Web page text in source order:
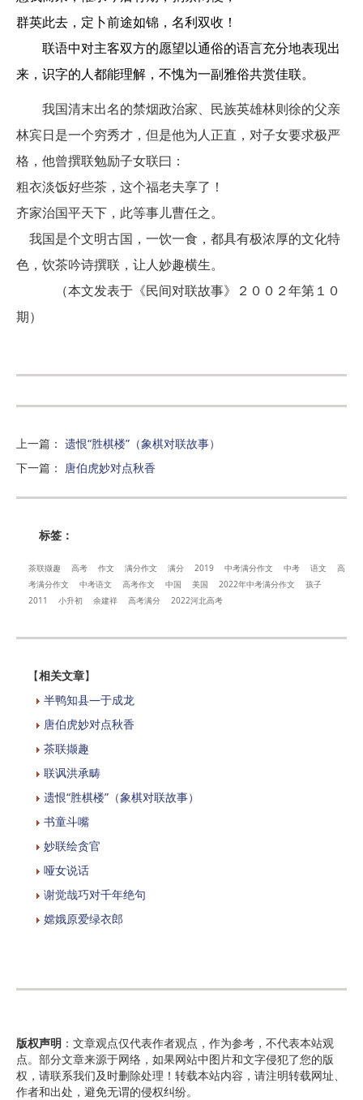
群英此去，定卜前途如锦，名利双收！
联语中对主客双方的愿望以通俗的语言充分地表现出
来，识字的人都能理解，不愧为一副雅俗共赏佳联。
我国清末出名的禁烟政治家、民族英雄林则徐的父亲
林宾日是一个穷秀才，但是他为人正直，对子女要求极严
格，他曾撰联勉励子女联曰：
粗衣淡饭好些茶，这个福老夫享了！
齐家治国平天下，此等事儿曹任之。
我国是个文明古国，一饮一食，都具有极浓厚的文化特
色，饮茶吟诗撰联，让人妙趣横生。
（本文发表于《民间对联故事》２００２年第１０
期）
上一篇 ： 遗恨“胜棋楼”（象棋对联故事）
下一篇 ： 唐伯虎妙对点秋香
标签：
茶联撷趣 高考 作文 满分作文 满分 2019 中考满分作文 中考 语文
高
考满分作文
中考语文 高考作文 中国 美国 2022年中考满分作文
孩子
2011
小升初 余建祥 高考满分 2022河北高考
【相关文章】
半鸭知县—于成龙
唐伯虎妙对点秋香
茶联撷趣
联讽洪承畴
遗恨“胜棋楼”（象棋对联故事）
书童斗嘴
妙联绘贪官
哑女说话
谢觉哉巧对千年绝句
嫦娥原爱绿衣郎
版权声明 ：文章观点仅代表作者观点，作为参考，不代表本站观
点。部分文章来源于网络，如果网站中图片和文字侵犯了您的版
权，请联系我们及时删除处理！转载本站内容，请注明转载网址、
作者和出处，避免无谓的侵权纠纷。